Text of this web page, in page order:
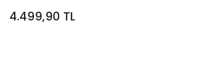
4.499,90 TL